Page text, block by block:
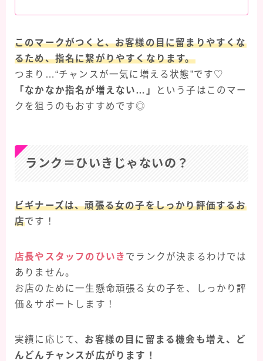
このマークがつくと、お客様の目に留まりやすくな
るため、指名に繋がりやすくなります。
つまり…“チャンスが一気に増える状態”です♡
「なかなか指名が増えない…」
という子はこのマー
クを狙うのもおすすめです◎
ランク＝ひいきじゃないの？
ビギナーズは、頑張る女の子をしっかり評価するお
店です！
店長やスタッフのひいき でランクが決まるわけでは
ありません。
お店のために一生懸命頑張る女の子を、しっかり評
価＆サポートします！
実績に応じて、 お客様の目に留まる機会も増え、ど
んどんチャンスが広がります！